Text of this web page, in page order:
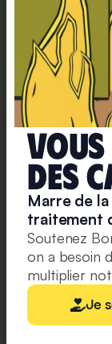
et
une
lettre
hebdo
chaque
vendredi,
avec
un
condensé
de
la
semaine,
des
infographies,
nos
recos
culturelles
deS
Marre de
traitement
Soutenez
on a besoin
multiplier
Je